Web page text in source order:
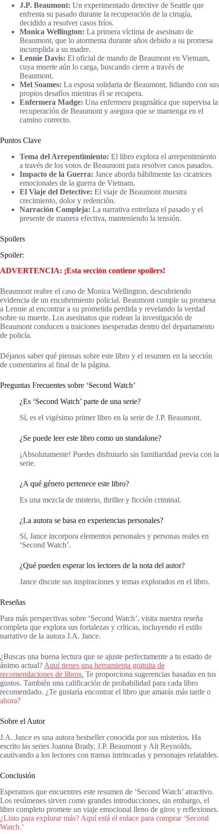
J.P. Beaumont: Un experimentado detective de Seattle que
enfrenta su pasado durante la recuperación de la cirugía,
decidido a resolver casos fríos.
Monica Wellington: La primera víctima de asesinato de
Beaumont, que lo atormenta durante años debido a su promesa
incumplida a su madre.
Lennie Davis: El oficial de mando de Beaumont en Vietnam,
cuya muerte aún lo carga, buscando cierre a través de
Beaumont.
Mel Soames: La esposa solidaria de Beaumont, lidiando con sus
propios desafíos mientras él se recupera.
Enfermera Madge: Una enfermera pragmática que supervisa la
recuperación de Beaumont y asegura que se mantenga en el
camino correcto.
Puntos Clave
Tema del Arrepentimiento: El libro explora el arrepentimiento
a través de los votos de Beaumont para resolver casos pasados.
Impacto de la Guerra: Jance aborda hábilmente las cicatrices
emocionales de la guerra de Vietnam.
El Viaje del Detective: El viaje de Beaumont muestra
crecimiento, dolor y redención.
Narración Compleja: La narrativa entrelaza el pasado y el
presente de manera efectiva, manteniendo la tensión.
Spoilers
Spoiler:
ADVERTENCIA: ¡Esta sección contiene spoilers!
Beaumont reabre el caso de Monica Wellington, descubriendo
evidencia de un encubrimiento policial. Beaumont cumple su promesa
a Lennie al encontrar a su prometida perdida y revelando la verdad
sobre su muerte. Los asesinatos que rodean la investigación de
Beaumont conducen a traiciones inesperadas dentro del departamento
de policía.
Déjanos saber qué piensas sobre este libro y el resumen en la sección
de comentarios al final de la página.
Preguntas Frecuentes sobre ‘Second Watch’
¿Es ‘Second Watch’ parte de una serie?
Sí, es el vigésimo primer libro en la serie de J.P. Beaumont.
¿Se puede leer este libro como un standalone?
¡Absolutamente! Puedes disfrutarlo sin familiaridad previa con la
serie.
¿A qué género pertenece este libro?
Es una mezcla de misterio, thriller y ficción criminal.
¿La autora se basa en experiencias personales?
Sí, Jance incorpora elementos personales y personas reales en
‘Second Watch’.
¿Qué pueden esperar los lectores de la nota del autor?
Jance discute sus inspiraciones y temas explorados en el libro.
Reseñas
Para más perspectivas sobre ‘Second Watch’, visita nuestra reseña
completa que explora sus fortalezas y críticas, incluyendo el estilo
narrativo de la autora J.A. Jance.
¿Buscas una buena lectura que se ajuste perfectamente a tu estado de
ánimo actual? Aquí tienes una herramienta gratuita de
recomendaciones de libros. Te proporciona sugerencias basadas en tus
gustos. También una calificación de probabilidad para cada libro
recomendado. ¿Te gustaría encontrar el libro que amarás más tarde o
ahora?
Sobre el Autor
J.A. Jance es una autora bestseller conocida por sus misterios. Ha
escrito las series Joanna Brady, J.P. Beaumont y Ali Reynolds,
cautivando a los lectores con tramas intrincadas y personajes relatables.
Conclusión
Esperamos que encuentres este resumen de ‘Second Watch’ atractivo.
Los resúmenes sirven como grandes introducciones, sin embargo, el
libro completo promete un viaje emocional lleno de giros y reflexiones.
¿Listo para explorar más? Aquí está el enlace para comprar ‘Second
Watch.’